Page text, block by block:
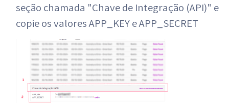
seção chamada "Chave de Integração (API)" e
copie os valores APP_KEY e APP_SECRET